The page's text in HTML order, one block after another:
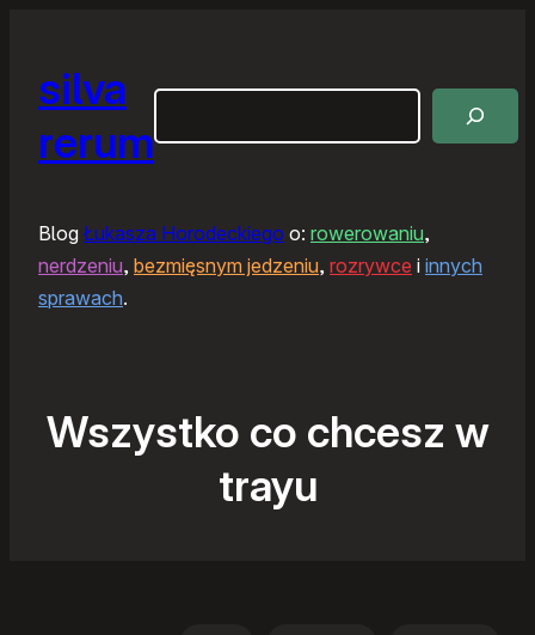
silva
rerum
Blog Łukasza Horodeckiego o: rowerowaniu,
nerdzeniu, bezmięsnym jedzeniu, rozrywce i innych
sprawach.
Wszystko co chcesz w
trayu